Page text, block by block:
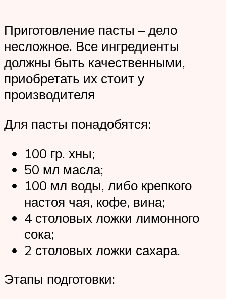
Приготовление пасты – дело
несложное. Все ингредиенты
должны быть качественными,
приобретать их стоит у
производителя
Для пасты понадобятся:
100 гр. хны;
50 мл масла;
100 мл воды, либо крепкого
настоя чая, кофе, вина;
4 столовых ложки лимонного
сока;
2 столовых ложки сахара.
Этапы подготовки: